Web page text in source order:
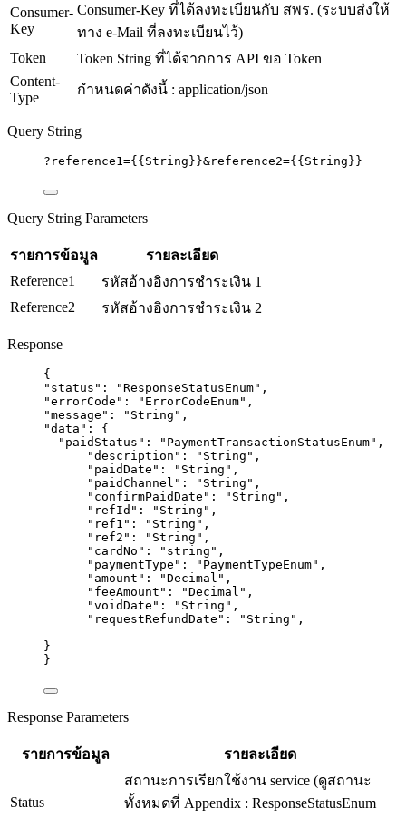
Consumer-
Key
Consumer-Key ที่ได้ลงทะเบียนกับ สพร. (ระบบส่งให้
ทาง e-Mail ที่ลงทะเบียนไว้)
Token
Token String ที่ได้จากการ API ขอ Token
Content-
Type
กำหนดค่าดังนี้ : application/json
Query String
? reference1 ={{String}}&reference2={{String}}
Query String Parameters
รายการข้อมูล
รายละเอียด
Reference1
รหัสอ้างอิงการชำระเงิน 1
Reference2
รหัสอ้างอิงการชำระเงิน 2
Response
{
"status": "ResponseStatusEnum",
"errorCode": "ErrorCodeEnum",
"message": "String",
"data": {
"paidStatus": "PaymentTransactionStatusEnum",
"description": "String",
"paidDate": "String",
"paidChannel": "String",
"confirmPaidDate": "String",
"refId": "String",
"ref1": "String",
"ref2": "String",
"cardNo": "string",
"paymentType": "PaymentTypeEnum",
"amount": "Decimal",
"feeAmount": "Decimal",
"voidDate": "String",
"requestRefundDate": "String",
}
}
Response Parameters
รายการข้อมูล รายละเอียด
Status
สถานะการเรียกใช้งาน service (ดูสถานะ
ทั้งหมดที่ Appendix : ResponseStatusEnum